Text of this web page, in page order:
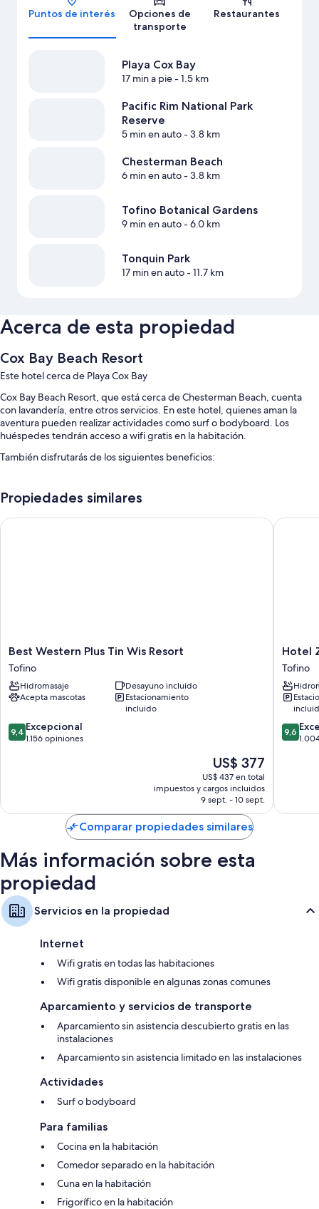
Puntos de interés
Opciones de
transporte
Restaurantes
Playa Cox Bay
17 min a pie- 1.5 km
Pacific Rim National Park
Reserve
5 min en auto- 3.8 km
Chesterman Beach
6 min en auto- 3.8 km
Tofino Botanical Gardens
9 min en auto- 6.0 km
Tonquin Park
17 min en auto- 11.7 km
Acerca de esta propiedad
Cox Bay Beach Resort
Este hotel cerca de Playa Cox Bay
Cox Bay Beach Resort, que está cerca de Chesterman Beach, cuenta
con lavandería, entre otros servicios. En este hotel, quienes aman la
aventura pueden realizar actividades como surf o bodyboard. Los
huéspedes tendrán acceso a wifi gratis en la habitación.
También disfrutarás de los siguientes beneficios:
Check-out exprés, organización de bodas y servicios de concierge
1 sala de reuniones y un área de parrillas
También se incluyen los siguientes beneficios adicionales en todas las
habitaciones:
Artículos de tocador de diseñador, bañeras con ducha y secadores
de pelo
Televisiones de pantalla plana con canales de televisión por cable y
reproductores de DVD
Balcones o patios, áreas de descanso separadas y áreas de comedor
Propiedades similares
Best
Western
Plus
Tin
Wis
Tofino
Best Western Plus Tin Wis Resort
Tofino
Hidromasaje
Desayuno incluido
Acepta mascotas
Estacionamiento
incluido
9.4
de
9,4 Excepcional
1.156 opiniones
El
precio
actual
es
de
US$ 377
US$ 377
US$ 437 en total
impuestos y cargos incluidos
9 sept. - 10 sept.
Best Western Plus Tin Wis Resort
Hotel
Zed
Tofino
Tofino
Hotel
Tofino
9.6
de
9,6
Hotel
Comparar propiedades similares
Más información sobre esta
propiedad
Servicios en la propiedad
Internet
Wifi gratis en todas las habitaciones
Wifi gratis disponible en algunas zonas comunes
Aparcamiento y servicios de transporte
Aparcamiento sin asistencia descubierto gratis en las
instalaciones
Aparcamiento sin asistencia limitado en las instalaciones
Actividades
Surf o bodyboard
Para familias
Cocina en la habitación
Comedor separado en la habitación
Cuna en la habitación
Frigorífico en la habitación